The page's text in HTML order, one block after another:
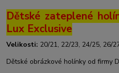
Dětské zateplené
Lux Exclusive
Velikosti: 20/21, 22/23, 24/25, 26/
Dětské obrázkové holínky od firmy